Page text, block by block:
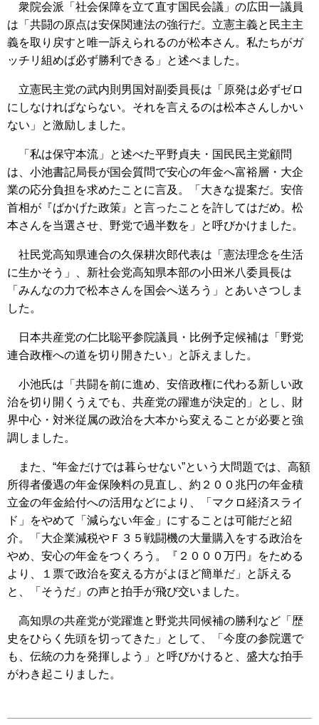
衆院会派「社会保障を立て直す国民会議」の広田一議員
は「共闘の原点は安保関連法の強行だ。立憲主義と民主主
義を取り戻すと唯一訴えられるのが松本さん。私たちがガ
ッチリ組めば必ず勝利できる」と述べました。
立憲民主党の武内則男国対副委員長は「原発は必ずゼロ
にしなければならない。それを言えるのは松本さんしかい
ない」と激励しました。
「私は保守本流」と述べた平野貞夫・国民民主党顧問
は、小池書記局長が国会質問で安心の年金へ富裕層・大企
業の応分負担を求めたことに言及。「大きな提案だ。安倍
首相が『ばかげた政策』と言ったことを許してはだめ。松
本さんを当選させ、野党で過半数を」と呼びかけました。
社民党高知県連合の久保耕次郎代表は「憲法理念を生活
に生かそう」、新社会党高知県本部の小田米八委員長は
「みんなの力で松本さんを国会へ送ろう」とあいさつしま
した。
日本共産党の仁比聡平参院議員・比例予定候補は「野党
連合政権への道を切り開きたい」と訴えました。
小池氏は「共闘を前に進め、安倍政権に代わる新しい政
治を切り開くうえでも、共産党の躍進が決定的」とし、財
界中心・対米従属の政治を大本から変えることが必要と強
調しました。
また、“年金だけでは暮らせない”という大問題では、高額
所得者優遇の年金保険料の見直し、約２００兆円の年金積
立金の年金給付への活用などにより、「マクロ経済スライ
ド」をやめて「減らない年金」にすることは可能だと紹
介。「大企業減税やＦ３５戦闘機の大量購入をする政治を
やめ、安心の年金をつくろう。『２０００万円』をためる
より、１票で政治を変える方がよほど簡単だ」と訴える
と、「そうだ」の声と拍手が飛び交いました。
高知県の共産党が党躍進と野党共同候補の勝利など「歴
史をひらく先頭を切ってきた」として、「今度の参院選で
も、伝統の力を発揮しよう」と呼びかけると、盛大な拍手
がわき起こりました。